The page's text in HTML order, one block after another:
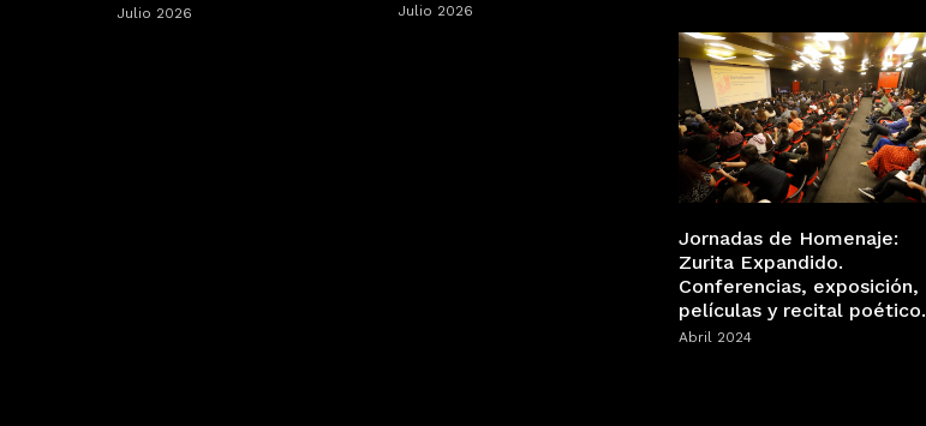
Julio 2026 Julio 2026
Jornadas de Homenaje:
Zurita Expandido.
Conferencias, exposición,
películas y recital poético.
Abril 2024